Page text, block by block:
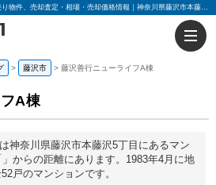
藤沢善行ニューライフA棟｜駅の購入・売り物件、売却査定・相場・売却価格情報｜神奈川県藤沢市本藤沢5丁目のマンション情報｜センチュリー21富士ハウジング
藤沢市 藤沢善行ニューライフA棟
A棟
神奈川県藤沢市本藤沢5丁目にあるマン
からの距離にあります。1983年4月に地
戸のマンションです。